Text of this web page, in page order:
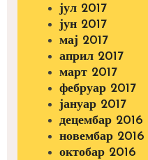
јул 2017
јун 2017
мај 2017
април 2017
март 2017
фебруар 2017
јануар 2017
децембар 2016
новембар 2016
октобар 2016